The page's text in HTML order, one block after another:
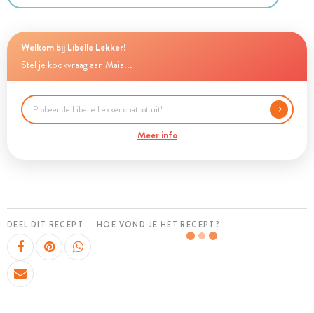
Welkom bij Libelle Lekker!
Stel je kookvraag aan Maia...
Meer info
DEEL DIT RECEPT HOE VOND JE HET RECEPT?